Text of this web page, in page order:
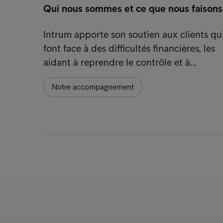
Qui nous sommes et ce que nous faisons
Intrum apporte son soutien aux clients
font face à des difficultés financières, les
aidant à reprendre le contrôle et à…
Notre accompagnement